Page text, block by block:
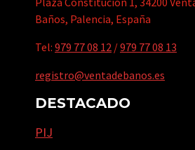
Baños, Palencia, España
Tel: 979 77 08 12 /979 77 08 13
registro@ventadebanos.es
DESTACADO
PIJ